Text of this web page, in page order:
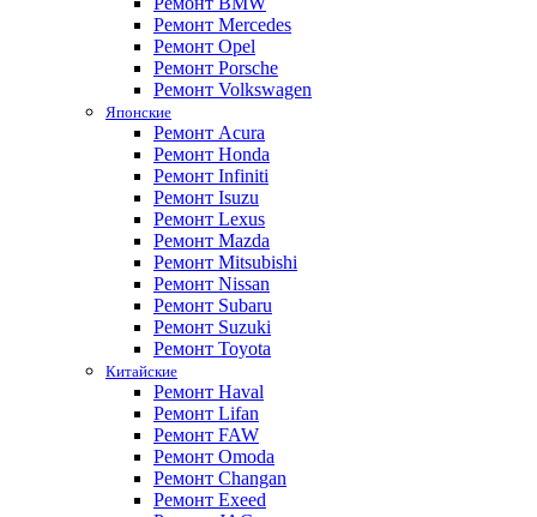
Ремонт Mercedes
Ремонт Opel
Ремонт Porsche
Ремонт Volkswagen
Японские
Ремонт Acura
Ремонт Honda
Ремонт Infiniti
Ремонт Isuzu
Ремонт Lexus
Ремонт Mazda
Ремонт Mitsubishi
Ремонт Nissan
Ремонт Subaru
Ремонт Suzuki
Ремонт Toyota
Китайские
Ремонт Haval
Ремонт Lifan
Ремонт FAW
Ремонт Omoda
Ремонт Changan
Ремонт Exeed